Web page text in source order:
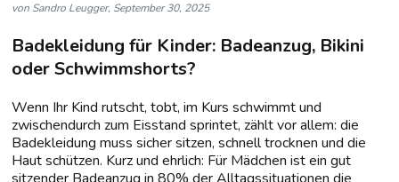
von Sandro Leugger, September 30, 2025
Badekleidung für Kinder: Badeanzug, Bikini
oder Schwimmshorts?
Wenn Ihr Kind rutscht, tobt, im Kurs schwimmt und
zwischendurch zum Eisstand sprintet, zählt vor allem: die
Badekleidung muss sicher sitzen, schnell trocknen und die
Haut schützen. Kurz und ehrlich: Für Mädchen ist ein gut